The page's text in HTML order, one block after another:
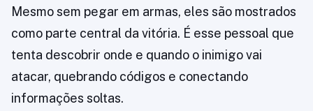
Mesmo sem pegar em armas, eles são mostrados
como parte central da vitória. É esse pessoal que
tenta descobrir onde e quando o inimigo vai
atacar, quebrando códigos e conectando
informações soltas.